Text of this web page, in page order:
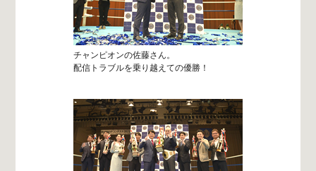
チャンピオンの佐藤さん。
配信トラブルを乗り越えての優勝！